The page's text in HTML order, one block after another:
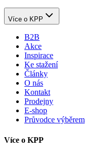
Více o KPP
B2B
Akce
Inspirace
Ke stažení
Články
O nás
Kontakt
Prodejny
E-shop
Průvodce výběrem
Více o KPP